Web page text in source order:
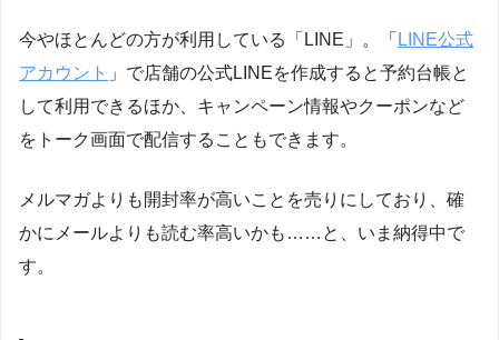
今やほとんどの方が利用している「LINE」。「 LINE公式
アカウント 」で店舗の公式LINEを作成すると予約台帳と
して利用できるほか、キャンペーン情報やクーポンなど
をトーク画面で配信することもできます。
メルマガよりも開封率が高いことを売りにしており、確
かにメールよりも読む率高いかも……と、いま納得中で
す。